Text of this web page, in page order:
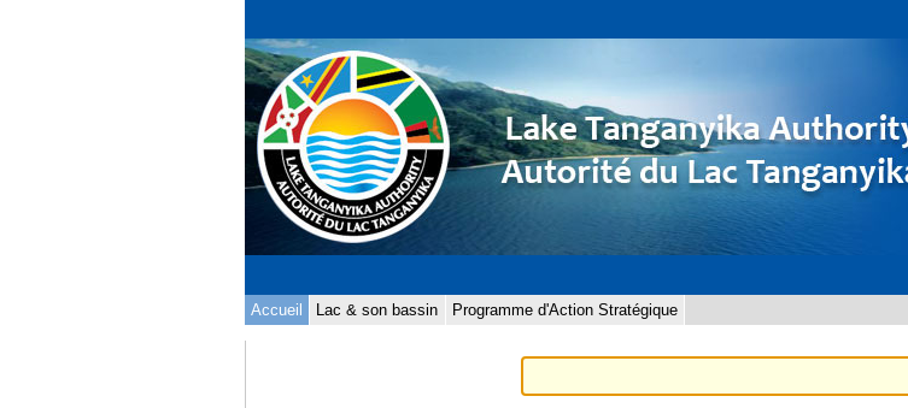
contenu.
|
Aller
à
la
navigation
Sections
Accueil Lac & son bassin Programme d'Action Stratégique